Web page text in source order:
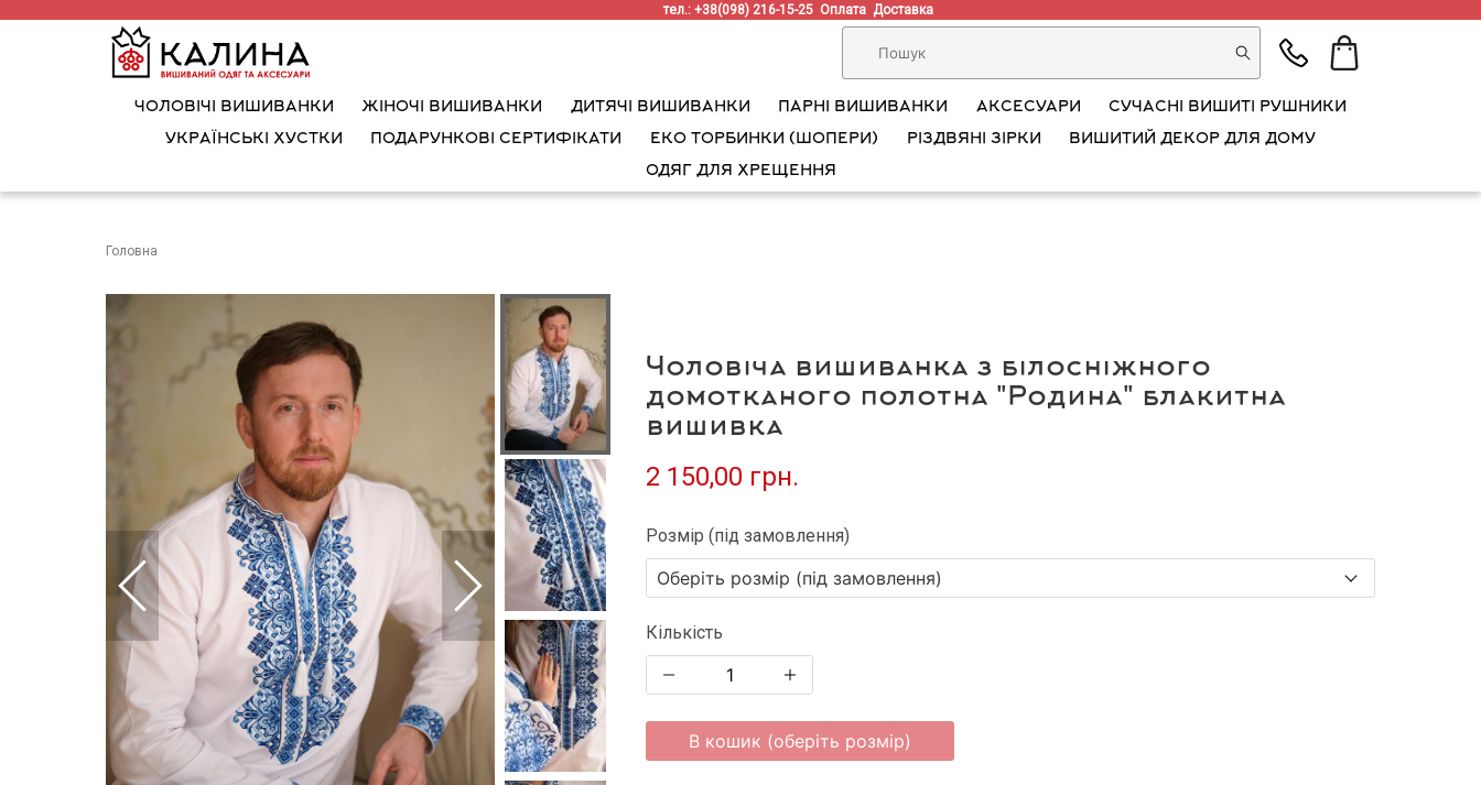
тел.: +38(098) 216-15-25 Оплата Доставка
ЧОЛОВІЧІ ВИШИВАНКИ ЖІНОЧІ ВИШИВАНКИ ДИТЯЧІ ВИШИВАНКИ ПАРНІ ВИШИВАНКИ АКСЕСУАРИ
СУЧАСНІ ВИШИТІ РУШНИКИ
УКРАЇНСЬКІ ХУСТКИ
ПОДАРУНКОВІ СЕРТИФІКАТИ ЕКО ТОРБИНКИ (ШОПЕРИ) РІЗДВЯНІ ЗІРКИ
ВИШИТИЙ ДЕКОР ДЛЯ ДОМУ
ОДЯГ ДЛЯ ХРЕЩЕННЯ
Головна
Чоловіча вишиванка з білосніжного
домотканого полотна "Родина" блакитна
вишивка
2 150,00 грн.
Розмір (під замовлення)
Кількість
В кошик (оберіть розмір)